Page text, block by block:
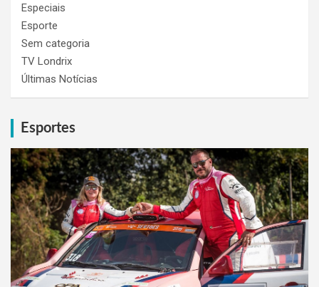
Especiais
Esporte
Sem categoria
TV Londrix
Últimas Notícias
Esportes